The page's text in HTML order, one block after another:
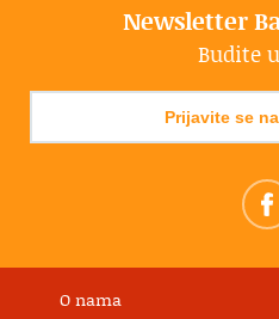
Newsletter
Budite
Prijavite se
O nama